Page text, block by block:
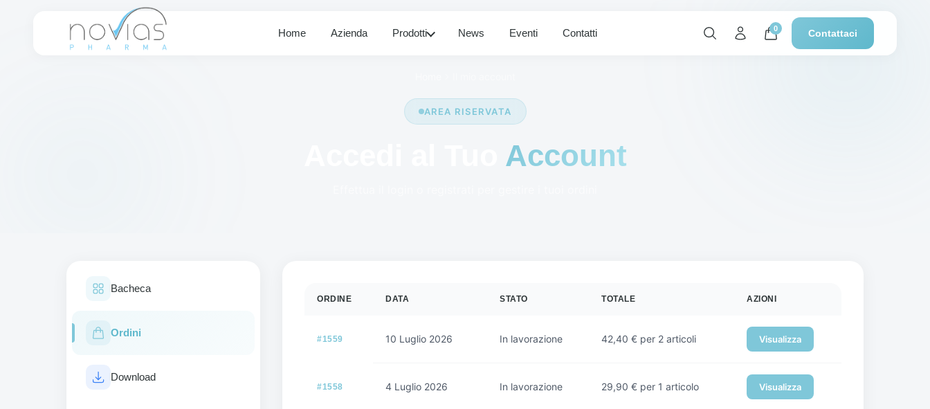
Home Azienda Prodotti News Eventi Contatti 0 Contattaci
AREA RISERVATA
Account
Bacheca
Ordini
Download
ORDINE DATA STATO TOTALE AZIONI
#1559 10 Luglio 2026 In lavorazione 42,40 € per 2 articoli Visualizza
#1558 4 Luglio 2026 In lavorazione 29,90 € per 1 articolo Visualizza